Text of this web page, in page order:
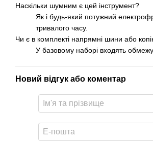
Наскільки шумним є цей інструмент?
Як і будь-який потужний
тривалого часу.
Чи є в комплекті напрямні шини або
У базовому наборі входять
Новий відгук або коментар